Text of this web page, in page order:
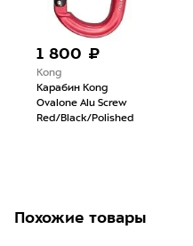
1 800 ₽
Kong
Карабин Kong
Ovalone Alu Screw
Red/Black/Polished
Похожие товары